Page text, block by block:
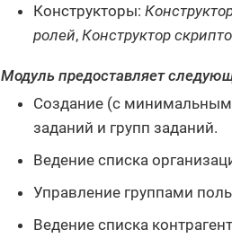
Конструкторы:
ролей, Конструктор
Модуль предоставляет
Создание (с минимальным
заданий и групп заданий.
Ведение списка
Управление группами
Ведение списка